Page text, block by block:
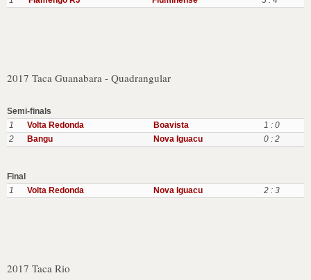
2017 Taca Guanabara - Quadrangular
Semi-finals
1
Volta Redonda Boavista
1 : 0
2
Bangu Nova Iguacu 0 : 2
Final
1
Volta Redonda Nova Iguacu 2 : 3
2017 Taca Rio